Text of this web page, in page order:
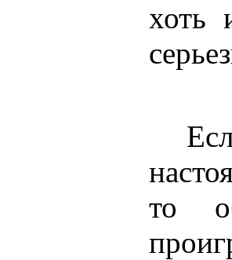
хоть
то